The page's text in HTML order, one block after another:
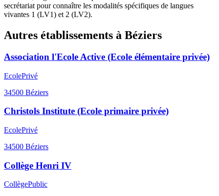
secrétariat pour connaître les modalités spécifiques de langues
vivantes 1 (LV1) et 2 (LV2).
Autres établissements à Béziers
Association l'Ecole Active (Ecole élémentaire privée)
EcolePrivé
34500 Béziers
Christols Institute (Ecole primaire privée)
EcolePrivé
34500 Béziers
Collège Henri IV
CollègePublic